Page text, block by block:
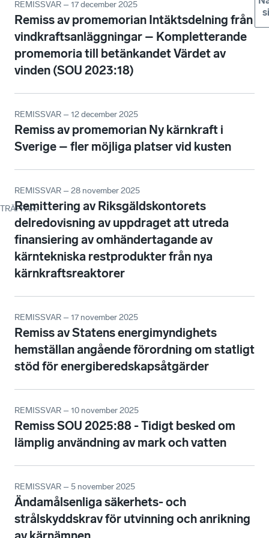
TRÄFFAR:
REMISSVAR – 17 december 2025
Remiss av promemorian Intäktsdelning från
vindkraftsanläggningar – Kompletterande
promemoria till betänkandet Värdet av
vinden (SOU 2023:18)
REMISSVAR – 12 december 2025
Remiss av promemorian Ny kärnkraft i
Sverige – fler möjliga platser vid kusten
REMISSVAR – 28 november 2025
Remittering av Riksgäldskontorets
delredovisning av uppdraget att utreda
finansiering av omhändertagande av
kärntekniska restprodukter från nya
kärnkraftsreaktorer
REMISSVAR – 17 november 2025
Remiss av Statens energimyndighets
hemställan angående förordning om statligt
stöd för energiberedskapsåtgärder
REMISSVAR – 10 november 2025
Remiss SOU 2025:88 - Tidigt besked om
lämplig användning av mark och vatten
REMISSVAR – 5 november 2025
Ändamålsenliga säkerhets- och
strålskyddskrav för utvinning och anrikning